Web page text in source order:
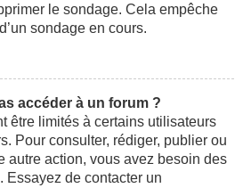
le sondage. Cela empêche
sondage en cours.
accéder à un forum ?
être limités à certains utilisateurs
Pour consulter, rédiger, publier ou
autre action, vous avez besoin des
Essayez de contacter un